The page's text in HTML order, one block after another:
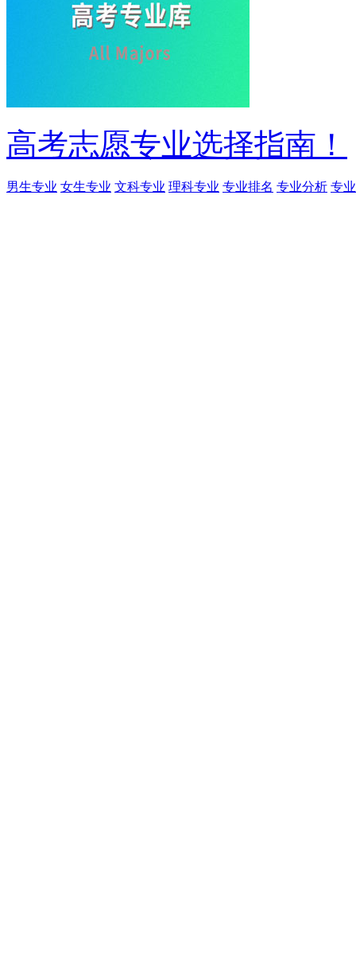
高考志愿专业选择指南！
男生专业 女生专业 文科专业 理科专业 专业排名 专业分析 专